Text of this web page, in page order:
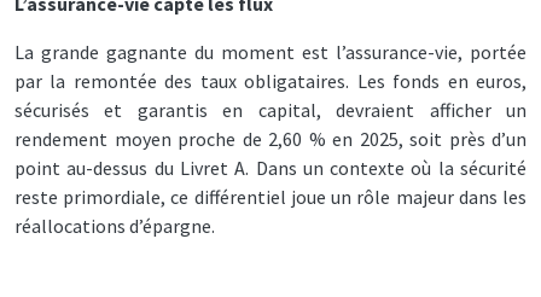
La grande gagnante du moment est l’assurance-vie, portée
par la remontée des taux obligataires. Les fonds en euros,
sécurisés et garantis en capital, devraient afficher un
rendement moyen proche de 2,60 % en 2025, soit près d’un
point au-dessus du Livret A. Dans un contexte où la sécurité
reste primordiale, ce différentiel joue un rôle majeur dans les
réallocations d’épargne.